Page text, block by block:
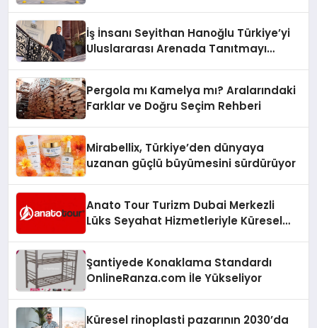
İş İnsanı Seyithan Hanoğlu Türkiye’yi
Uluslararası Arenada Tanıtmayı
Pergola mı Kamelya mı? Aralarındaki
Farklar ve Doğru Seçim Rehberi
Mirabellix, Türkiye’den dünyaya
uzanan güçlü büyümesini sürdürüyor
Anato Tour Turizm Dubai Merkezli
Lüks Seyahat Hizmetleriyle Küresel
Şantiyede Konaklama Standardı
OnlineRanza.com İle Yükseliyor
Küresel rinoplasti pazarının 2030’da